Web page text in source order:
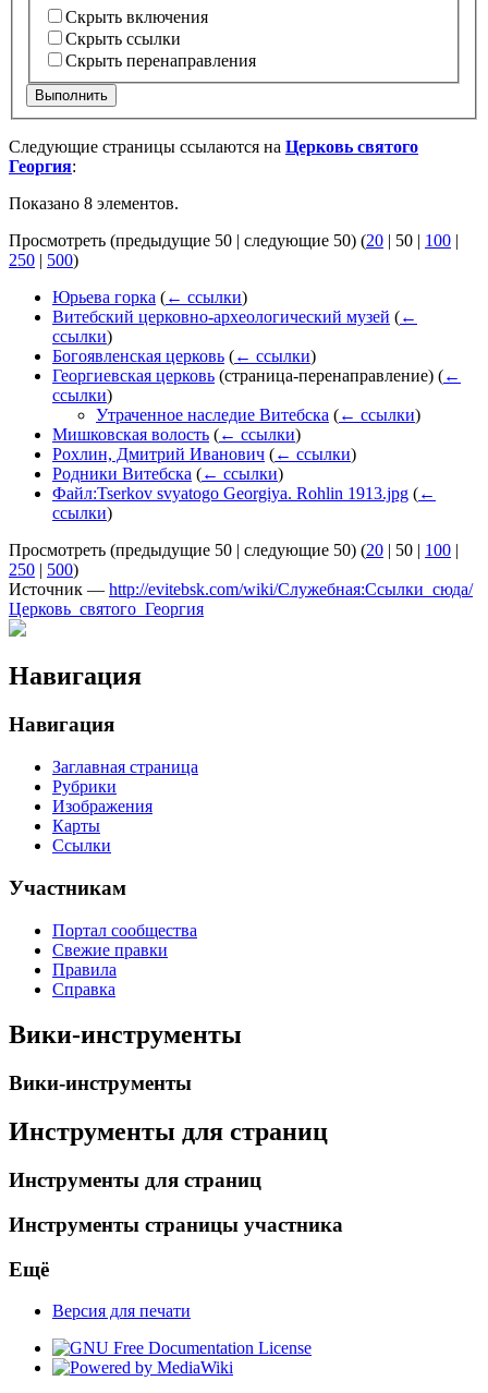
Скрыть включения
Скрыть ссылки
Скрыть перенаправления
Выполнить
Следующие страницы ссылаются на Церковь святого
Георгия:
Показано 8 элементов.
Просмотреть (предыдущие 50 | следующие 50) (20 | 50 | 100 |
250 | 500)
Юрьева горка (← ссылки)
Витебский церковно-археологический музей (←
ссылки)
Богоявленская церковь (← ссылки)
Георгиевская церковь (страница-перенаправление) (←
ссылки)
Утраченное наследие Витебска (← ссылки)
Мишковская волость (← ссылки)
Рохлин, Дмитрий Иванович (← ссылки)
Родники Витебска (← ссылки)
Файл:Tserkov svyatogo Georgiya. Rohlin 1913.jpg (←
ссылки)
Просмотреть (предыдущие 50 | следующие 50) (20 | 50 | 100 |
250 | 500)
Источник — http://evitebsk.com/wiki/Служебная:Ссылки_сюда/
Церковь_святого_Георгия
Навигация
Навигация
Заглавная страница
Рубрики
Изображения
Карты
Ссылки
Участникам
Портал сообщества
Свежие правки
Правила
Справка
Вики-инструменты
Вики-инструменты
Инструменты для страниц
Инструменты для страниц
Инструменты страницы участника
Ещё
Версия для печати